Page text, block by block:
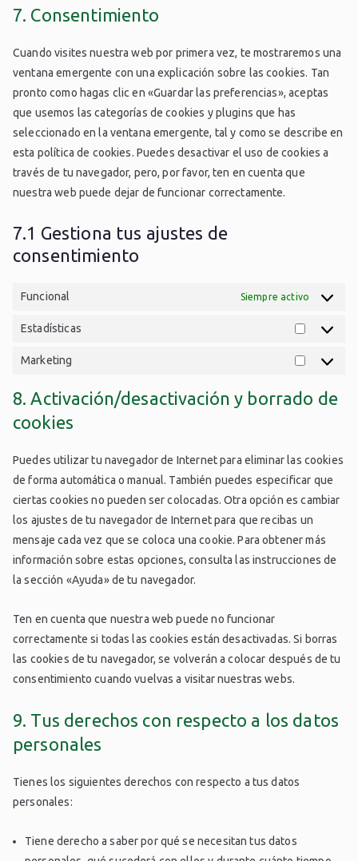
7. Consentimiento
Cuando visites nuestra web por primera vez, te mostraremos una
ventana emergente con una explicación sobre las cookies. Tan
pronto como hagas clic en «Guardar las preferencias», aceptas
que usemos las categorías de cookies y plugins que has
seleccionado en la ventana emergente, tal y como se describe en
esta política de cookies. Puedes desactivar el uso de cookies a
través de tu navegador, pero, por favor, ten en cuenta que
nuestra web puede dejar de funcionar correctamente.
7.1 Gestiona tus ajustes de
consentimiento
Funcional Siempre activo
Estadísticas
Marketing
8. Activación/desactivación y borrado de
cookies
Puedes utilizar tu navegador de Internet para eliminar las cookies
de forma automática o manual. También puedes especificar que
ciertas cookies no pueden ser colocadas. Otra opción es cambiar
los ajustes de tu navegador de Internet para que recibas un
mensaje cada vez que se coloca una cookie. Para obtener más
información sobre estas opciones, consulta las instrucciones de
la sección «Ayuda» de tu navegador.
Ten en cuenta que nuestra web puede no funcionar
correctamente si todas las cookies están desactivadas. Si borras
las cookies de tu navegador, se volverán a colocar después de tu
consentimiento cuando vuelvas a visitar nuestras webs.
9. Tus derechos con respecto a los datos
personales
Tienes los siguientes derechos con respecto a tus datos
personales:
Tiene derecho a saber por qué se necesitan tus datos